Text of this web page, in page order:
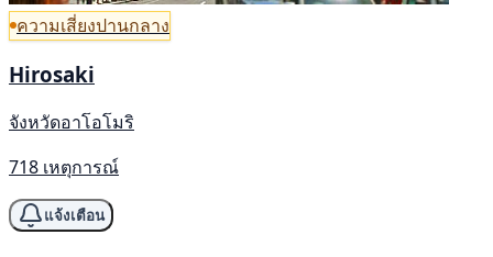
ความเสี่ยงปานกลาง
Hirosaki
จังหวัดอาโอโมริ
718 เหตุการณ์
แจ้งเตือน